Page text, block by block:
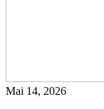
Mai 14, 2026